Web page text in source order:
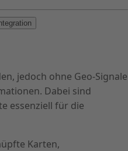
jedoch ohne Geo-Signale
Dabei sind
essenziell für die
Karten,